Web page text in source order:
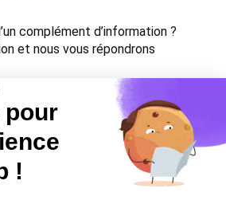
complément d’information ?
et nous vous répondrons